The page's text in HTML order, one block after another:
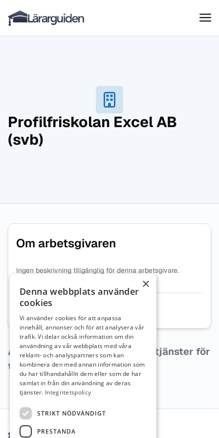
Hoppa till innehåll
Lärarguiden
Profilfriskolan Excel AB
(svb)
Om arbetsgivaren
Ingen beskrivning tillgänglig för denna arbetsgivare.
Organisationsnummer
Arbetsgivaren har inga lediga tjänster för
tillfället.
Sidfot
×
Denna webbplats använder
cookies
Vi använder cookies för att anpassa
innehåll, annonser och för att analysera vår
trafik. Vi delar också information om din
användning av vår webbplats med våra
reklam- och analyspartners som kan
kombinera den med annan information som
du har tillhandahållit dem eller som de har
samlat in från din användning av deras
tjänster. Integritetspolicy
STRIKT NÖDVÄNDIGT
PRESTANDA